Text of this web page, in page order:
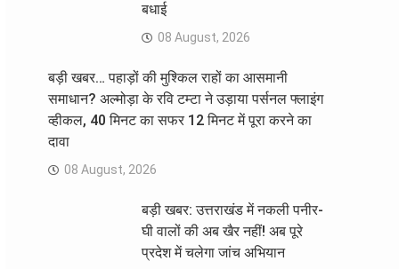
बधाई
08 August, 2026
बड़ी खबर… पहाड़ों की मुश्किल राहों का आसमानी
समाधान? अल्मोड़ा के रवि टम्टा ने उड़ाया पर्सनल फ्लाइंग
व्हीकल, 40 मिनट का सफर 12 मिनट में पूरा करने का
दावा
08 August, 2026
बड़ी खबर: उत्तराखंड में नकली पनीर-
घी वालों की अब खैर नहीं! अब पूरे
प्रदेश में चलेगा जांच अभियान